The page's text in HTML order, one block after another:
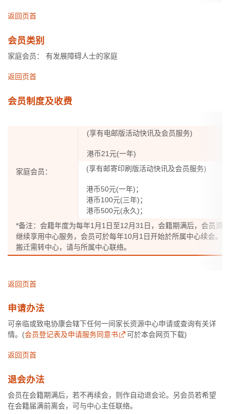
返回页首
会员类别
家庭会员： 有发展障碍人士的家庭
返回页首
会员制度及收费
家庭会员：
(享有电邮版活动快讯及会员服务)
港币21元(一年)
(享有邮寄印刷版活动快讯及会员服务)
港币50元(一年)；
港币100元(三年)；
港币500元(永久)；
*备注：会籍年度为每年1月1日至12月31日，会籍期满后，会员须
继续享用中心服务，会员可於每年10月1日开始於所属中心续会。
搬迁需转中心，请与所属中心联络。
返回页首
申请办法
可亲临或致电协康会辖下任何一间家长资源中心申请或查询有关详
情。(会员登记表及申请服务同意书 可於本会网页下载)
返回页首
退会办法
会员在会籍期满后，若不再续会，则作自动退会论。另会员若希望
在会籍届满前离会，可与中心主任联络。